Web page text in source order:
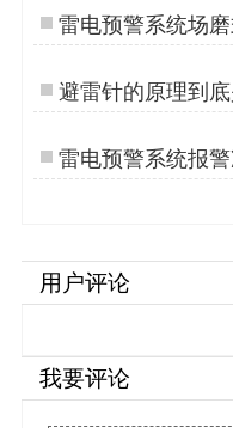
雷电预警系统场
别-预警准确率重
造】…
避雷针的原理到
的了解过吗？【
雷电预警系统报
点-你买对了吗【
用户评论
我要评论